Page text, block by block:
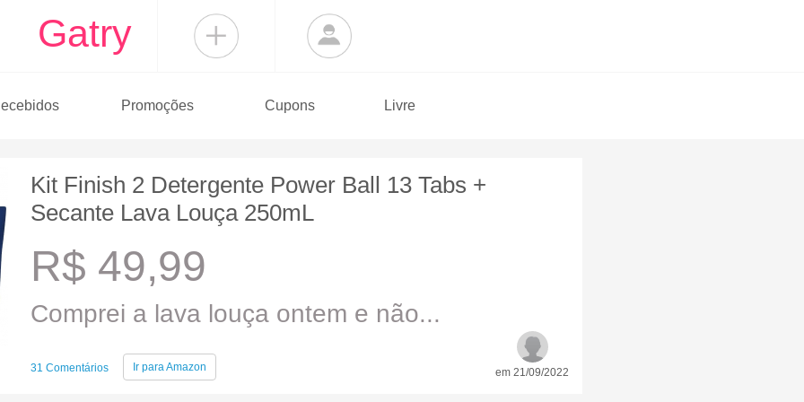
Gatry
Promoções Cupons Livre
Kit Finish 2 Detergente Power Ball 13 Tabs +
Secante Lava Louça 250mL
R$ 49,99
Comprei a lava louça ontem e não...
31 Comentários Ir paraAmazon em 21/09/2022